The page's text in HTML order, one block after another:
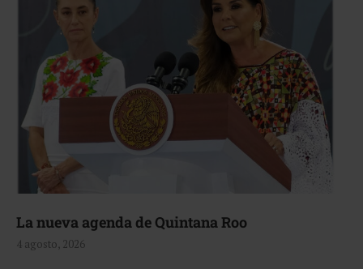
La nueva agenda de Quintana Roo
4 agosto, 2026